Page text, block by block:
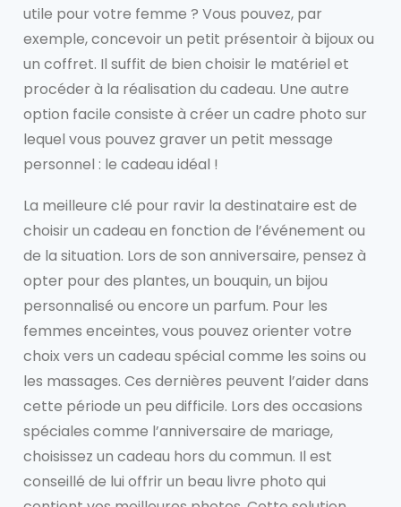
utile pour votre femme ? Vous pouvez, par
exemple, concevoir un petit présentoir à bijoux ou
un coffret. Il suffit de bien choisir le matériel et
procéder à la réalisation du cadeau. Une autre
option facile consiste à créer un cadre photo sur
lequel vous pouvez graver un petit message
personnel : le cadeau idéal !
La meilleure clé pour ravir la destinataire est de
choisir un cadeau en fonction de l’événement ou
de la situation. Lors de son anniversaire, pensez à
opter pour des plantes, un bouquin, un bijou
personnalisé ou encore un parfum. Pour les
femmes enceintes, vous pouvez orienter votre
choix vers un cadeau spécial comme les soins ou
les massages. Ces dernières peuvent l’aider dans
cette période un peu difficile. Lors des occasions
spéciales comme l’anniversaire de mariage,
choisissez un cadeau hors du commun. Il est
conseillé de lui offrir un beau livre photo qui